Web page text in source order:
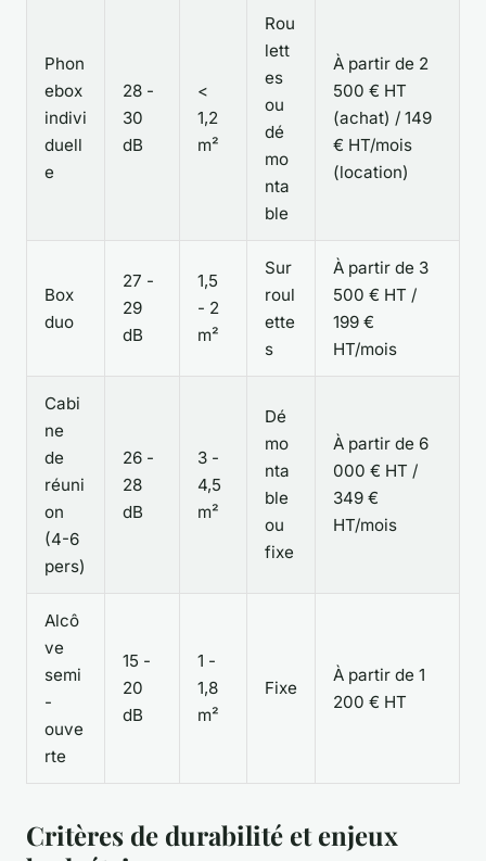
Phon
ebox
indivi
duell
e
28 -
30
dB
<
1,2
m²
Rou
lett
es
ou
dé
mo
nta
ble
À partir de 2
500 € HT
(achat) / 149
€ HT/mois
(location)
Box
duo
27 -
29
dB
1,5
- 2
m²
Sur
roul
ette
s
À partir de 3
500 € HT /
199 €
HT/mois
Cabi
ne
de
réuni
on
(4-6
pers)
26 -
28
dB
3 -
4,5
m²
Dé
mo
nta
ble
ou
fixe
À partir de 6
000 € HT /
349 €
HT/mois
Alcô
ve
semi
-
ouve
rte
15 -
20
dB
1 -
1,8
m²
Fixe
À partir de 1
200 € HT
Critères de durabilité et enjeux